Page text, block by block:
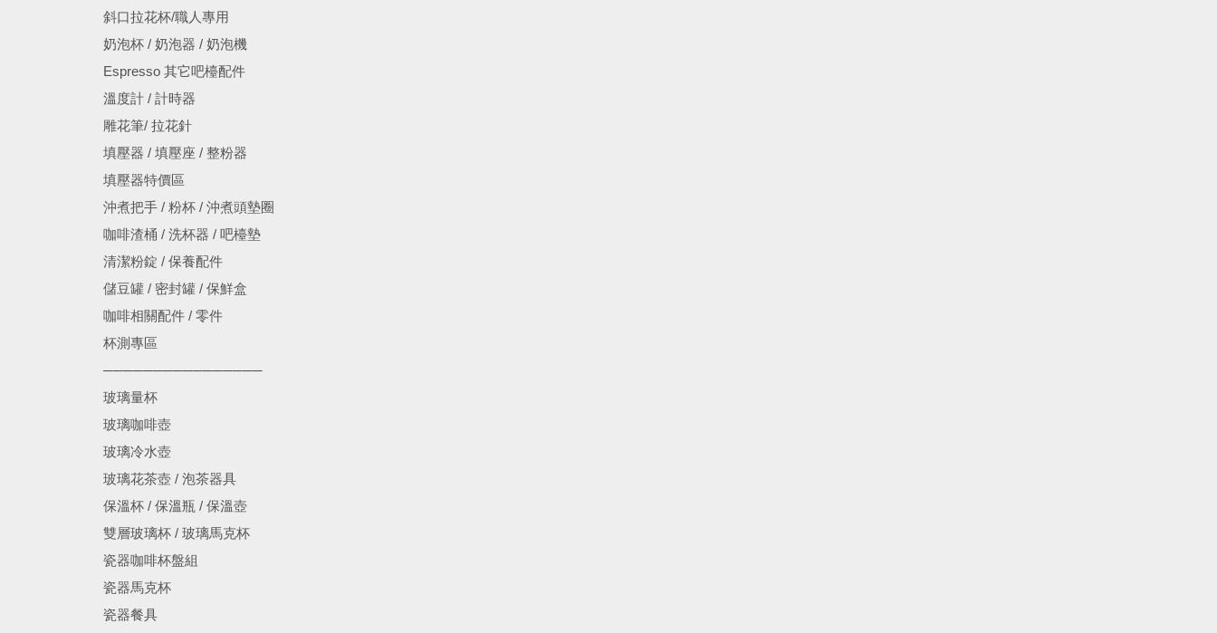
斜口拉花杯/職人專用
奶泡杯 / 奶泡器 / 奶泡機
Espresso 其它吧檯配件
溫度計 / 計時器
雕花筆/ 拉花針
填壓器 / 填壓座 / 整粉器
填壓器特價區
沖煮把手 / 粉杯 / 沖煮頭墊圈
咖啡渣桶 / 洗杯器 / 吧檯墊
清潔粉錠 / 保養配件
儲豆罐 / 密封罐 / 保鮮盒
咖啡相關配件 / 零件
杯測專區
────────────────
玻璃量杯
玻璃咖啡壺
玻璃冷水壺
玻璃花茶壺 / 泡茶器具
保溫杯 / 保溫瓶 / 保溫壺
雙層玻璃杯 / 玻璃馬克杯
瓷器咖啡杯盤組
瓷器馬克杯
瓷器餐具